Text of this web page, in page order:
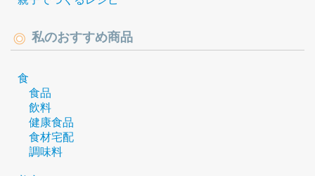
私のおすすめ商品
食
食品
飲料
健康食品
食材宅配
調味料